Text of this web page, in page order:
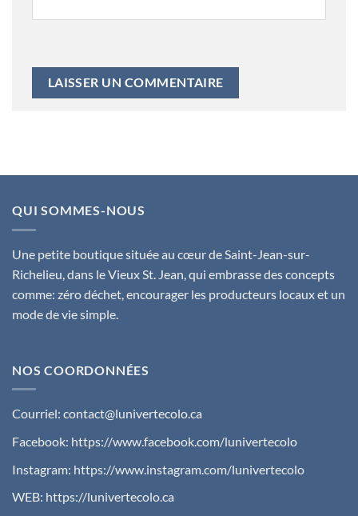
QUI SOMMES-NOUS
Une petite boutique située au cœur de Saint-Jean-sur-
Richelieu, dans le Vieux St. Jean, qui embrasse des concepts
comme: zéro déchet, encourager les producteurs locaux et un
mode de vie simple.
NOS COORDONNÉES
Courriel: contact@lunivertecolo.ca
Facebook: https://www.facebook.com/lunivertecolo
Instagram: https://www.instagram.com/lunivertecolo
WEB: https://lunivertecolo.ca